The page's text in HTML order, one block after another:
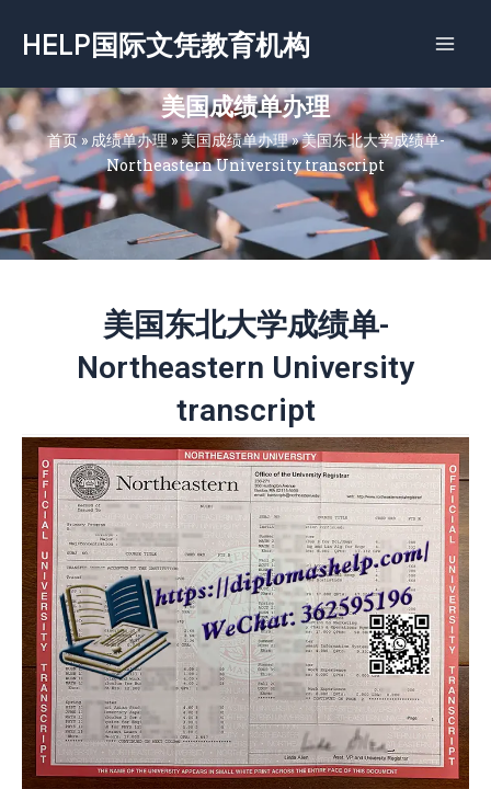
容
HELP国际文凭教育机构
美国成绩单办理
首页» 成绩单办理»美国成绩单办理»美国东北大学成绩单-
Northeastern University transcript
美国东北大学成绩单-
Northeastern University
transcript